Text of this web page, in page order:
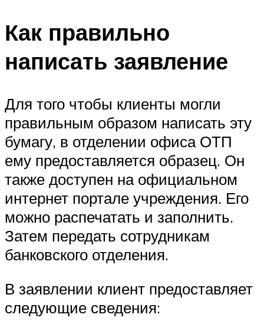
Как правильно
написать заявление
Для того чтобы клиенты могли
правильным образом написать эту
бумагу, в отделении офиса ОТП
ему предоставляется образец. Он
также доступен на официальном
интернет портале учреждения. Его
можно распечатать и заполнить.
Затем передать сотрудникам
банковского отделения.
В заявлении клиент предоставляет
следующие сведения: